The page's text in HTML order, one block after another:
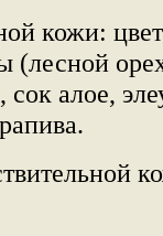
кожи:
(лесной
алое,